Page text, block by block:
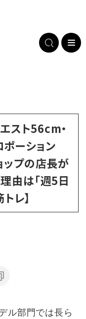
スト56cm・
ポーション
ップの店長が
由は「週5日
レ】
ル部門では長ら